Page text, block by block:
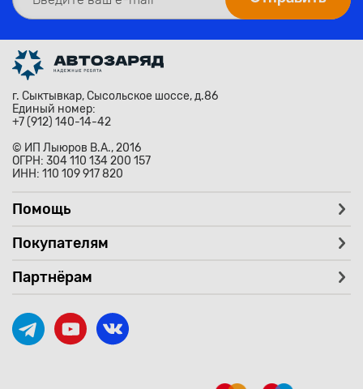
г. Сыктывкар, Сысольское шоссе, д.86
Единый номер:
+7 (912) 140-14-42
© ИП Лыюров В.А., 2016
ОГРН: 304 110 134 200 157
ИНН: 110 109 917 820
Помощь
Покупателям
Партнёрам